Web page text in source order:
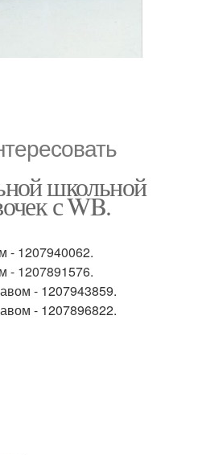
школьной
с WB.
- 1207940062.
- 1207891576.
- 1207943859.
- 1207896822.